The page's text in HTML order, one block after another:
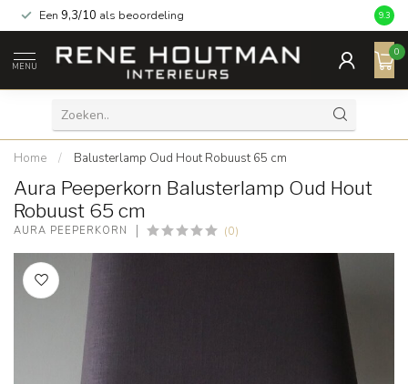
Een 9,3/10 als beoordeling 9.3
MENU
0
Home / Balusterlamp Oud Hout Robuust 65 cm
Aura Peeperkorn Balusterlamp Oud Hout
Robuust 65 cm
AURA PEEPERKORN (0)